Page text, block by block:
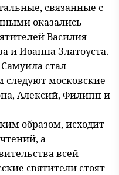
связанные с
оказались
Василия
и Иоанна Златоуста.
стал
следуют московские
Алексий, Филипп и
образом, исходит
а
всей
святители стоят